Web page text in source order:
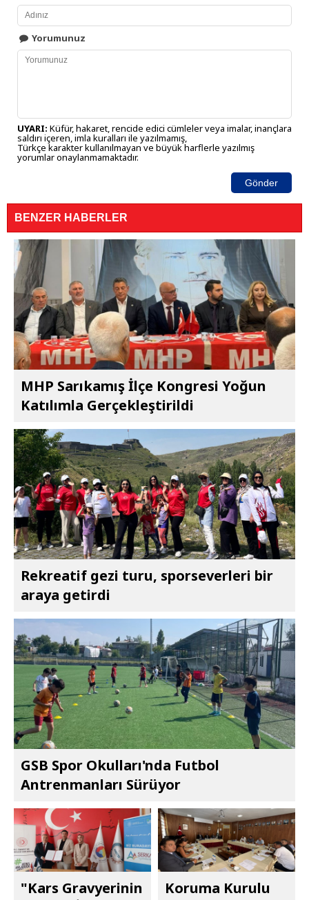
Yorumunuz
UYARI: Küfür, hakaret, rencide edici cümleler veya imalar, inançlara
saldırı içeren, imla kuralları ile yazılmamış,
Türkçe karakter kullanılmayan ve büyük harflerle yazılmış
yorumlar onaylanmamaktadır.
Gönder
BENZER HABERLER
MHP Sarıkamış İlçe Kongresi Yoğun
Katılımla Gerçekleştirildi
Rekreatif gezi turu, sporseverleri bir
araya getirdi
GSB Spor Okulları'nda Futbol
Antrenmanları Sürüyor
"Kars Gravyerinin
Koruma Kurulu